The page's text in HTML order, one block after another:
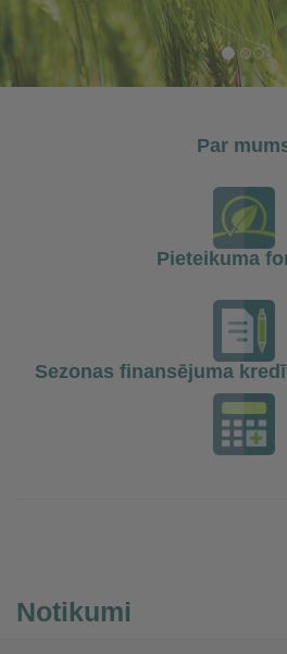
Par
Pieteikuma
Sezonas finansējuma
Notikumi